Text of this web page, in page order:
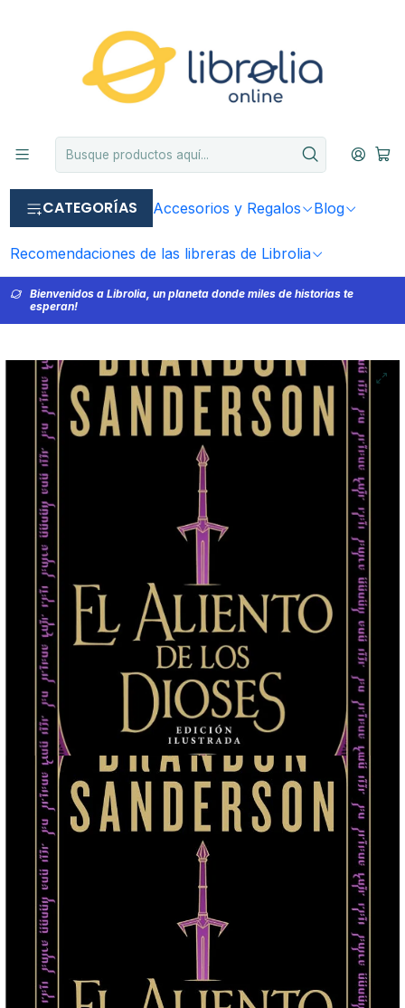
CATEGORÍAS Accesorios y Regalos Blog
Recomendaciones de las libreras de Librolia
Bienvenidos a Librolia, un planeta donde miles de historias te
esperan!